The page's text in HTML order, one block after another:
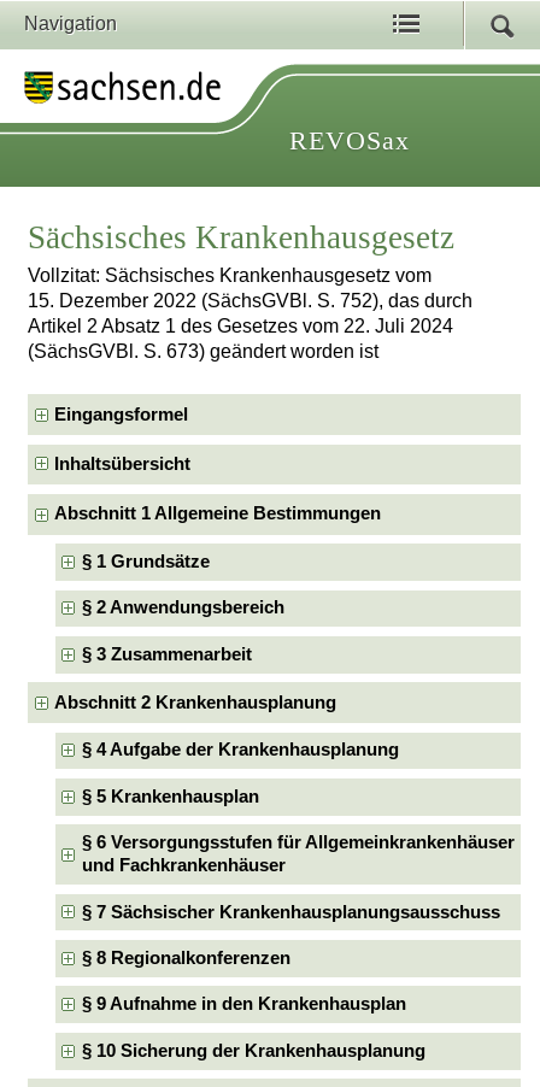
Navigation
REVOSax
Sächsisches Krankenhausgesetz
Vollzitat: Sächsisches Krankenhausgesetz vom
15. Dezember 2022 (SächsGVBl. S. 752), das durch
Artikel 2 Absatz 1 des Gesetzes vom 22. Juli 2024
(SächsGVBl. S. 673) geändert worden ist
Eingangsformel
Inhaltsübersicht
Abschnitt 1 Allgemeine Bestimmungen
§ 1 Grundsätze
§ 2 Anwendungsbereich
§ 3 Zusammenarbeit
Abschnitt 2 Krankenhausplanung
§ 4 Aufgabe der Krankenhausplanung
§ 5 Krankenhausplan
§ 6 Versorgungsstufen für Allgemeinkrankenhäuser
und Fachkrankenhäuser
§ 7 Sächsischer Krankenhausplanungsausschuss
§ 8 Regionalkonferenzen
§ 9 Aufnahme in den Krankenhausplan
§ 10 Sicherung der Krankenhausplanung